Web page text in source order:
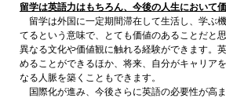
留学は英語力はもちろん、今後の人生において
留学は外国に一定期間滞在して生活し、学ぶ
てるという意味で、とても価値のあることだと
異なる文化や価値観に触れる経験ができます。
めることができるほか、将来、自分がキャリア
なる人脈を築くこともできます。
国際化が進み、今後さらに英語の必要性が高